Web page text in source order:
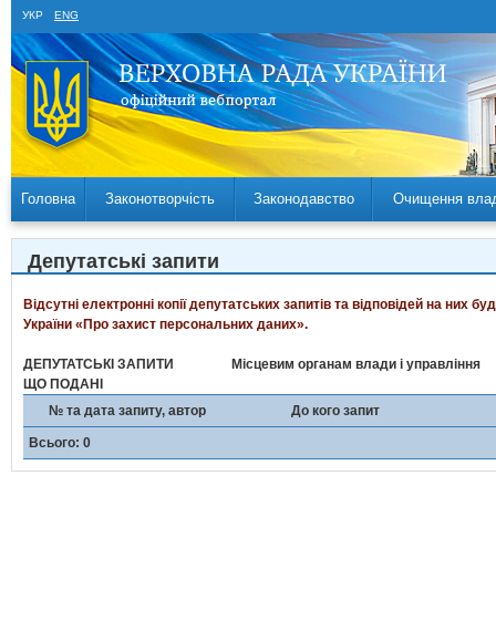
УКР ENG
Головна Законотворчість Законодавство Очищення
Депутатські запити
Відсутні електронні копії депутатських запитів та відповідей на
України «Про захист персональних даних».
ДЕПУТАТСЬКІ ЗАПИТИ
ЩО ПОДАНІ
Місцевим органам влади і управління
№ та дата запиту, автор До кого запит
Всього: 0